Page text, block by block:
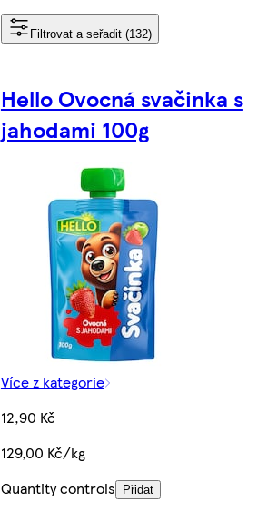
Filtrovat a seřadit (132)
Hello Ovocná svačinka s
jahodami 100g
Více z kategorie
12,90 Kč
129,00 Kč/kg
Quantity controls
Přidat